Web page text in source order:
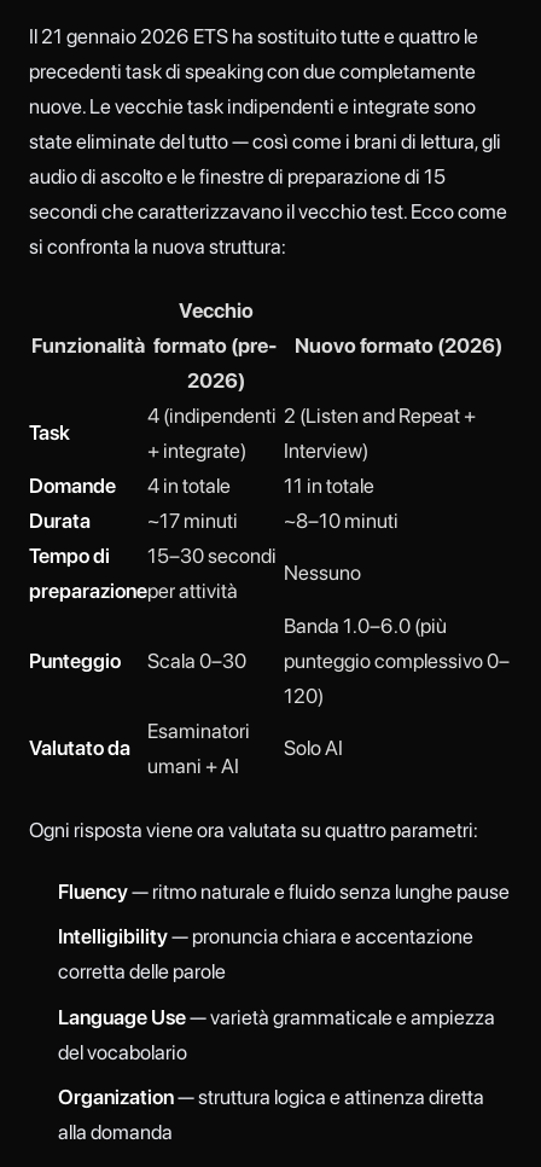
Il 21 gennaio 2026 ETS ha sostituito tutte e quattro le
precedenti task di speaking con due completamente
nuove. Le vecchie task indipendenti e integrate sono
state eliminate del tutto — così come i brani di lettura, gli
audio di ascolto e le finestre di preparazione di 15
secondi che caratterizzavano il vecchio test. Ecco come
si confronta la nuova struttura:
Funzionalità
Vecchio
formato (pre-
2026)
Nuovo formato (2026)
Task
4 (indipendenti
+ integrate)
2 (Listen and Repeat +
Interview)
Domande
4 in totale
11 in totale
Durata
~17 minuti
~8–10 minuti
Tempo di
preparazione
15–30 secondi
per attività
Nessuno
Punteggio Scala 0–30
Banda 1.0–6.0 (più
punteggio complessivo 0–
120)
Valutato da
Esaminatori
umani + AI
Solo AI
Ogni risposta viene ora valutata su quattro parametri:
Fluency— ritmo naturale e fluido senza lunghe pause
Intelligibility— pronuncia chiara e accentazione
corretta delle parole
Language Use— varietà grammaticale e ampiezza
del vocabolario
Organization— struttura logica e attinenza diretta
alla domanda